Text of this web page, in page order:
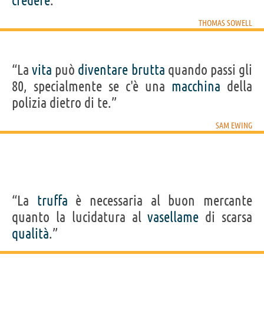
THOMAS SOWELL
“Lavita può diventare brutta quando passi gli
80, specialmente se c'è una macchina della
polizia dietro di te.”
SAM EWING
“La truffa è necessaria al buon mercante
quanto la lucidatura alvasellame di scarsa
qualità.”